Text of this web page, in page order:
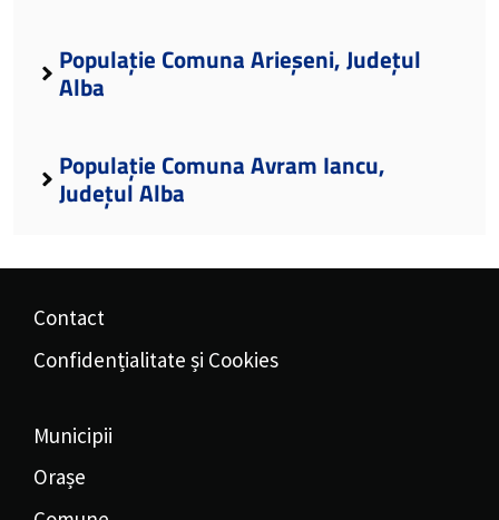
Populație Comuna Arieșeni, Județul
Alba
Populație Comuna Avram Iancu,
Județul Alba
Contact
Confidențialitate și Cookies
Municipii
Orașe